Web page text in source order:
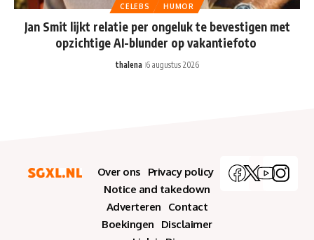
CELEBS HUMOR
Jan Smit lijkt relatie per ongeluk te bevestigen met
opzichtige AI-blunder op vakantiefoto
thalena 6 augustus 2026
Over ons
Privacy policy
Notice and takedown
Adverteren
Contact
Boekingen
Disclaimer